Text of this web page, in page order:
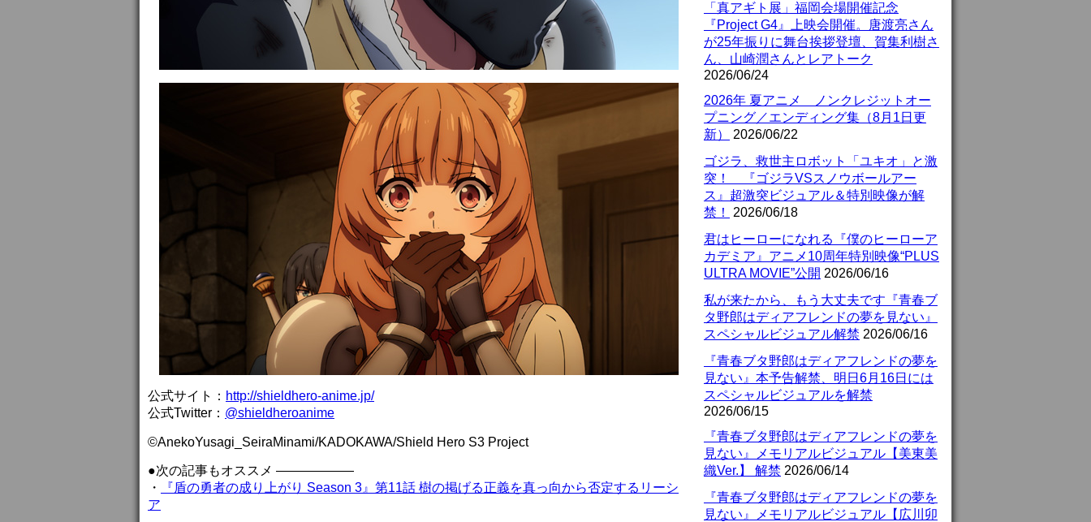
公式サイト： http://shieldhero-anime.jp/
公式Twitter： @shieldheroanime
©AnekoYusagi_SeiraMinami/KADOKAWA/Shield Hero S3 Project
●次の記事もオススメ ——————
・
『盾の勇者の成り上がり Season 3』第11話 樹の掲げる正義を真っ向から否定するリーシ
ア
「真アギト展」福岡会場開催記念
『Project G4』上映会開催。唐渡亮さん
が25年振りに舞台挨拶登壇、賀集利樹さ
ん、山崎潤さんとレアトーク
2026/06/24
2026年 夏アニメ ノンクレジットオー
プニング／エンディング集（8月1日更
新）
2026/06/22
ゴジラ、救世主ロボット「ユキオ」と激
突！ 『ゴジラVSスノウボールアー
ス』超激突ビジュアル＆特別映像が解
禁！
2026/06/18
君はヒーローになれる『僕のヒーローア
カデミア』アニメ10周年特別映像“PLUS
ULTRA MOVIE”公開 2026/06/16
私が来たから、もう大丈夫です『青春ブ
タ野郎はディアフレンドの夢を見ない』
スペシャルビジュアル解禁 2026/06/16
『青春ブタ野郎はディアフレンドの夢を
見ない』本予告解禁、明日6月16日には
スペシャルビジュアルを解禁
2026/06/15
『青春ブタ野郎はディアフレンドの夢を
見ない』メモリアルビジュアル【美東美
織Ver.】 解禁 2026/06/14
『青春ブタ野郎はディアフレンドの夢を
見ない』メモリアルビジュアル【広川卯